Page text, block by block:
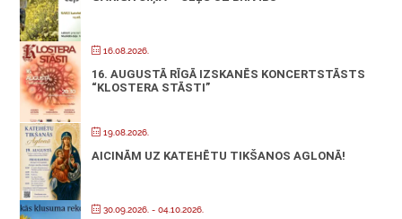
16.08.2026.
16. AUGUSTĀ RĪGĀ IZSKANĒS KONCERTSTĀSTS
“KLOSTERA STĀSTI”
19.08.2026.
AICINĀM UZ KATEHĒTU TIKŠANOS AGLONĀ!
30.09.2026. - 04.10.2026.